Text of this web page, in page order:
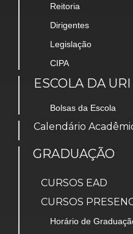
Reitoria
Dirigentes
Legislação
CIPA
ESCOLA DA URI
Bolsas da Escola
Calendário
GRADUAÇÃO
CURSOS EAD
CURSOS
Horário de